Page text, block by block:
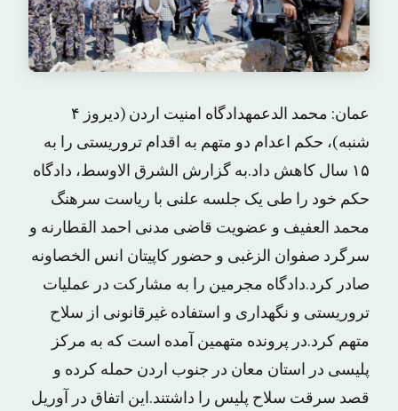
عمان: محمد الدعمهدادگاه امنیت اردن (دیروز ۴
شنبه)، حکم اعدام دو متهم به اقدام تروریستی را به
۱۵ سال کاهش داد.به گزارش الشرق الاوسط، دادگاه
حکم خود را طی یک جلسه علنی با ریاست سرهنگ
محمد العفیف و عضویت قاضی مدنی احمد القطارنه و
سرگرد صفوان الزغبی و حضور کاپیتان انس الخصاونه
صادر کرد.دادگاه مجرمین را به مشارکت در عملیات
تروریستی و نگهداری و استفاده غیرقانونی از سلاح
متهم کرد.در پرونده متهمین آمده است که به مرکز
پلیسی در استان معان در جنوب اردن حمله کرده و
قصد سرقت سلاح پلیس را داشتند.این اتفاق در آوریل